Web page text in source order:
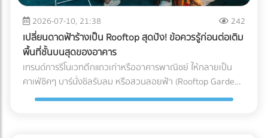
เรือนกระจกและเป็นอุปสรรคต่อกระบวนการรีไซเคิลกระดาษ ใน
ขณะที่ Soy Ink ทำจากน้ำมันพืช ย่อยสลายได้ทางชีวภาพ และ
ทำให้กระดาษถูกนำไปรีไซเคิลใหม่ได้ง่ายขึ้นมาก Key Insight: การ
เปลี่ยนมาใช้ Soy Ink ไม่ได้ทำให้สีสันของบรรจุภัณฑ์ดรอปลง ใน
ทางกลับกัน เม็ดสีในน้ำมันถั่วเหลืองยังช่วยให้งานพิมพ์มีความ
สดใสและคมชัดมากกว่าหมึกปิโตรเลียมในบางเฉดสีอีกด้วย ข้อ
แตกต่างระหว่าง หมึกดั้งเดิม Vs. Soy Ink ยกระดับบรรจุภัณฑ์
ของคุณ เพื่อพิชิตใจลูกค้ารายใหญ่ อย่าปล่อยให้บรรจุภัณฑ์แบบ
2026-07-10, 21:38 242
เปลี่ยนดาดฟ้าร้างเป็น Rooftop สุดปัง! ข้อควรรู้ก่อนต่อเติม
พื้นที่ชั้นบนสุดของอาคาร
เทรนด์การรีโนเวทตึกแถวเก่าหรืออาคารพาณิชย์ ให้กลายเป็น
คาเฟ่ชิคๆ บาร์นั่งชิลรับลม หรือสวนลอยฟ้า (Rooftop Garden)
กำลังได้รับความนิยมอย่างมากในยุคปัจจุบัน พื้นที่ดาดฟ้าที่เคย